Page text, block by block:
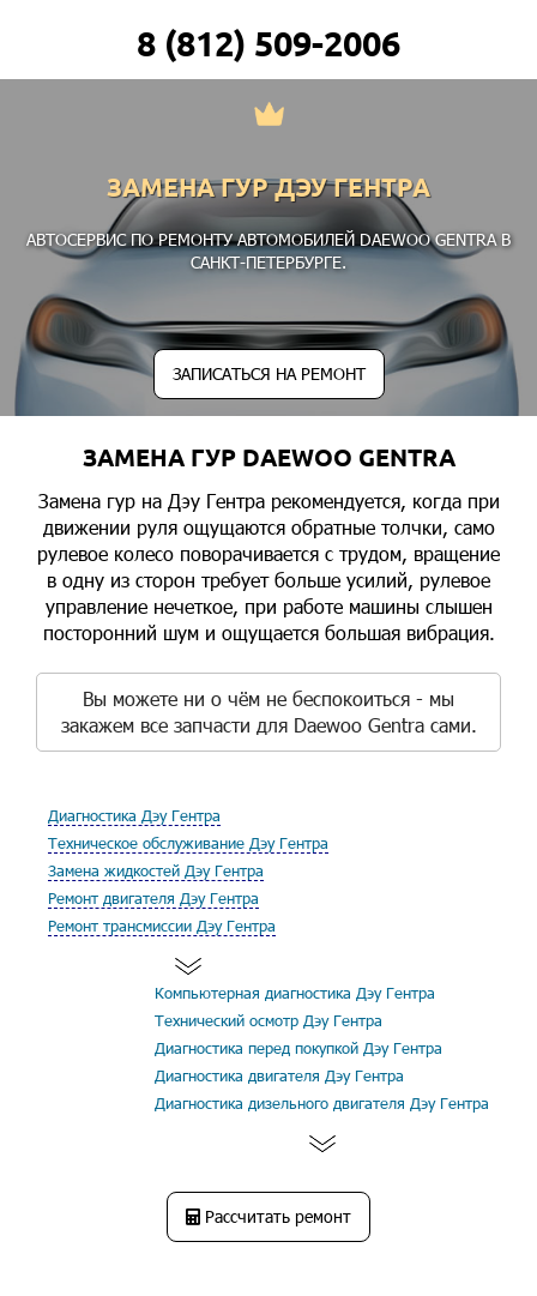
8 (812) 509-2006
ЗАМЕНА ГУР ДЭУ ГЕНТРА
АВТОСЕРВИС ПО РЕМОНТУ АВТОМОБИЛЕЙ DAEWOO GENTRA В
САНКТ-ПЕТЕРБУРГЕ.
ЗАПИСАТЬСЯ НА РЕМОНТ
ЗАМЕНА ГУР DAEWOO GENTRA
Замена гур на Дэу Гентра рекомендуется, когда при
движении руля ощущаются обратные толчки, само
рулевое колесо поворачивается с трудом, вращение
в одну из сторон требует больше усилий, рулевое
управление нечеткое, при работе машины слышен
посторонний шум и ощущается большая вибрация.
Вы можете ни о чём не беспокоиться - мы
закажем все запчасти для Daewoo Gentra сами.
Диагностика Дэу Гентра
Техническое обслуживание Дэу Гентра
Замена жидкостей Дэу Гентра
Ремонт двигателя Дэу Гентра
Ремонт трансмиссии Дэу Гентра
Компьютерная диагностика Дэу Гентра
Технический осмотр Дэу Гентра
Диагностика перед покупкой Дэу Гентра
Диагностика двигателя Дэу Гентра
Диагностика дизельного двигателя Дэу Гентра
Рассчитать ремонт